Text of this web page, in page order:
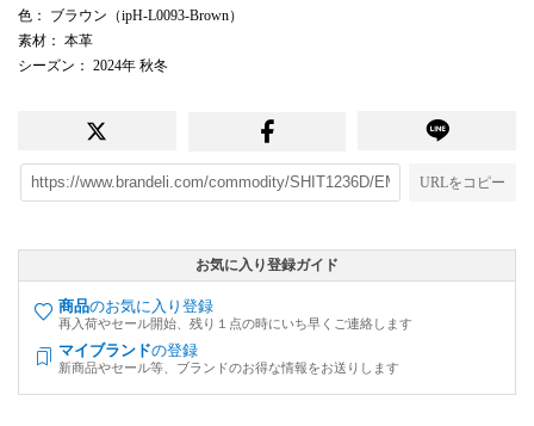
色 ： ブラウン（ipH-L0093-Brown）
素材 ： 本革
シーズン ： 2024年 秋冬
URLをコピー
お気に入り登録ガイド
商品のお気に入り登録
再入荷やセール開始、残り１点の時にいち早くご連絡します
マイブランドの登録
新商品やセール等、ブランドのお得な情報をお送りします